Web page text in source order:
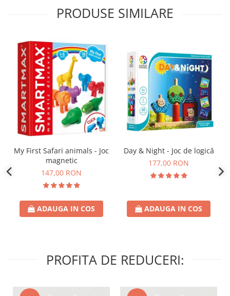
PRODUSE SIMILARE
My First Safari animals - Joc
magnetic
147,00 RON
ADAUGA IN COS
Day & Night - Joc de logică
177,00 RON
ADAUGA IN COS
PROFITA DE REDUCERI: